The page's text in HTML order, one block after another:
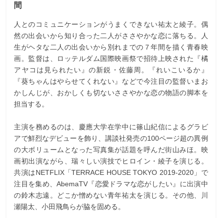
間
人とのコミュニケーションがうまくできない祐太と綾子。偶
然の出会いから知り合った二人がささやかな恋に落ちる。人
生がヘタな二人の出会いから別れまでの７年間を描く青春映
画。監督は、ロッテルダム国際映画祭で招待上映された『橘
アヤコは見られたい』の新鋭・佐藤周。『れいこいるか』
『葵ちゃんはやらせてくれない』などで今注目の監督いまお
かしんじが、おかしくも切ないささやかな恋の物語の脚本を
担当する。
主演を務めるのは、慶應大学在学中に篠山紀信によるグラビ
アで鮮烈なデビューを飾り、講談社発売の100ページ超の異例
の大ボリュームとなった写真集が話題を呼んだ街山みほ。映
画初出演ながら、瑞々しい演技でヒロイン・綾子を演じる。
共演はNETFLIX「TERRACE HOUSE TOKYO 2019-2020」で
注目を集め、AbemaTV『恋愛ドラマな恋がしたい』に出演中
の鈴木志遠。どこか憎めない青年祐太を演じる。その他、川
瀬陽太、小田飛鳥らが脇を固める。